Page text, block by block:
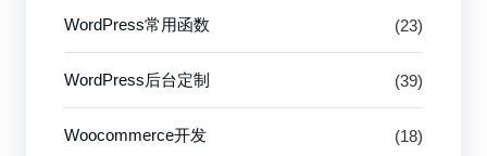
WordPress常用函数 (23)
WordPress后台定制 (39)
Woocommerce开发 (18)